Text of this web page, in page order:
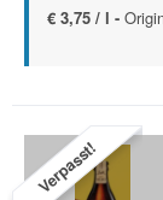
€ 3,75 / l -
Verpasst!